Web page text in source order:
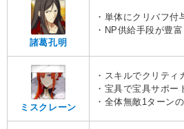
諸葛孔明
・単体にクリバフ付
・NP供給手段が豊富
ミスクレーン
・スキルでクリティ
・宝具で宝具サポー
・全体無敵1ターン